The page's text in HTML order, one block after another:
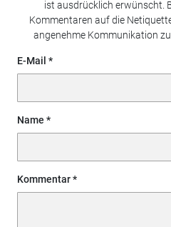
ist ausdrücklich erwünscht.
Kommentaren auf die
angenehme Kommunikation
E-Mail
Name
Kommentar